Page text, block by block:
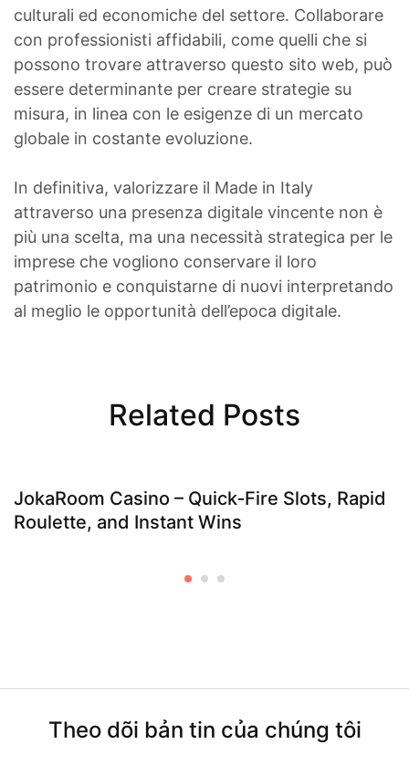
culturali ed economiche del settore. Collaborare
con professionisti affidabili, come quelli che si
possono trovare attraverso questo sito web, può
essere determinante per creare strategie su
misura, in linea con le esigenze di un mercato
globale in costante evoluzione.
In definitiva, valorizzare il Made in Italy
attraverso una presenza digitale vincente non è
più una scelta, ma una necessità strategica per le
imprese che vogliono conservare il loro
patrimonio e conquistarne di nuovi interpretando
al meglio le opportunità dell’epoca digitale.
Related Posts
JokaRoom Casino – Quick‑Fire Slots, Rapid
Roulette, and Instant Wins
Theo dõi bản tin của chúng tôi